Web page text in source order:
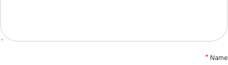
Name
*